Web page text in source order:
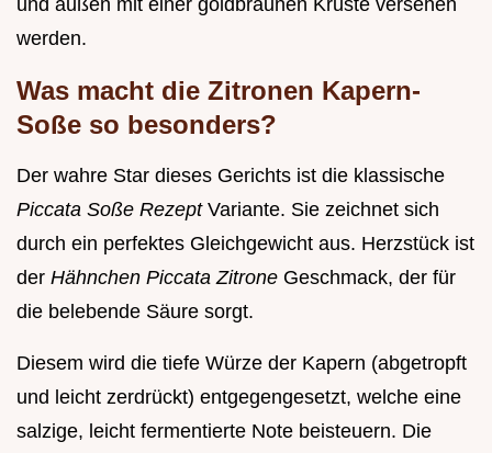
und außen mit einer goldbraunen Kruste versehen
werden.
Was macht die Zitronen Kapern-
Soße so besonders?
Der wahre Star dieses Gerichts ist die klassische
Piccata Soße Rezept Variante. Sie zeichnet sich
durch ein perfektes Gleichgewicht aus. Herzstück ist
der Hähnchen Piccata Zitrone Geschmack, der für
die belebende Säure sorgt.
Diesem wird die tiefe Würze der Kapern (abgetropft
und leicht zerdrückt) entgegengesetzt, welche eine
salzige, leicht fermentierte Note beisteuern. Die